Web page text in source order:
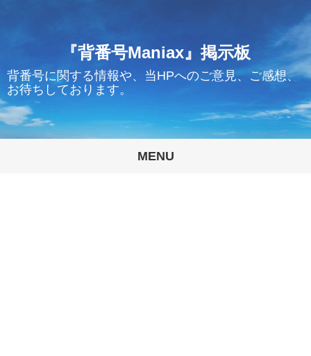
『背番号Maniax』掲示板
背番号に関する情報や、当HPへのご意見、ご感想、
お待ちしております。
MENU